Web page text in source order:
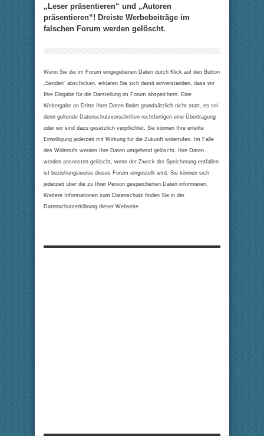
„Leser präsentieren“ und „Autoren
präsentieren“! Dreiste Werbebeiträge im
falschen Forum werden gelöscht.
Wenn Sie die im Forum eingegebenen Daten durch Klick auf den Button
„Senden“ abschicken, erklären Sie sich damit einverstanden, dass wir
Ihre Eingabe für die Darstellung im Forum abspeichern. Eine
Weitergabe an Dritte Ihrer Daten findet grundsätzlich nicht statt, es sei
denn geltende Datenschutzvorschriften rechtfertigen eine Übertragung
oder wir sind dazu gesetzlich verpflichtet. Sie können Ihre erteilte
Einwilligung jederzeit mit Wirkung für die Zukunft widerrufen. Im Falle
des Widerrufs werden Ihre Daten umgehend gelöscht. Ihre Daten
werden ansonsten gelöscht, wenn der Zweck der Speicherung entfallen
ist beziehungsweise dieses Forum eingestellt wird. Sie können sich
jederzeit über die zu Ihrer Person gespeicherten Daten informieren.
Weitere Informationen zum Datenschutz finden Sie in der
Datenschutzerklärung dieser Webseite.